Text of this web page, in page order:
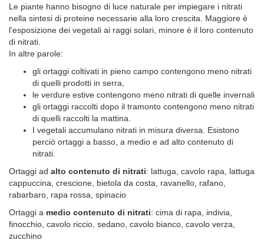
Le piante hanno bisogno di luce naturale per impiegare i nitrati
nella sintesi di proteine necessarie alla loro crescita. Maggiore è
l'esposizione dei vegetali ai raggi solari, minore è il loro contenuto
di nitrati.
In altre parole:
gli ortaggi coltivati in pieno campo contengono meno nitrati
di quelli prodotti in serra,
le verdure estive contengono meno nitrati di quelle invernali
gli ortaggi raccolti dopo il tramonto contengono meno nitrati
di quelli raccolti la mattina.
I vegetali accumulano nitrati in misura diversa. Esistono
perciò ortaggi a basso, a medio e ad alto contenuto di
nitrati.
Ortaggi ad alto contenuto di nitrati: lattuga, cavolo rapa, lattuga
cappuccina, crescione, bietola da costa, ravanello, rafano,
rabarbaro, rapa rossa, spinacio
Ortaggi a medio contenuto di nitrati: cima di rapa, indivia,
finocchio, cavolo riccio, sedano, cavolo bianco, cavolo verza,
zucchino